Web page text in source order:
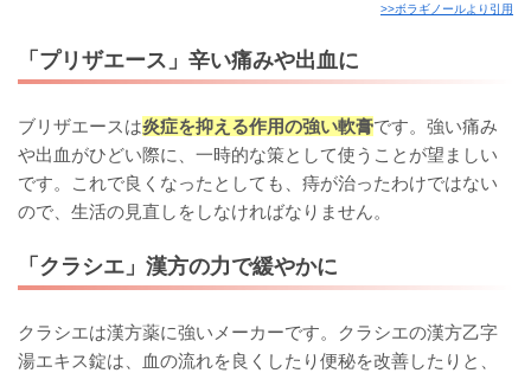
>>ボラギノールより引用
「プリザエース」辛い痛みや出血に
ブリザエースは炎症を抑える作用の強い軟膏です。強い痛み
や出血がひどい際に、一時的な策として使うことが望ましい
です。これで良くなったとしても、痔が治ったわけではない
ので、生活の見直しをしなければなりません。
「クラシエ」漢方の力で緩やかに
クラシエは漢方薬に強いメーカーです。クラシエの漢方乙字
湯エキス錠は、血の流れを良くしたり便秘を改善したりと、